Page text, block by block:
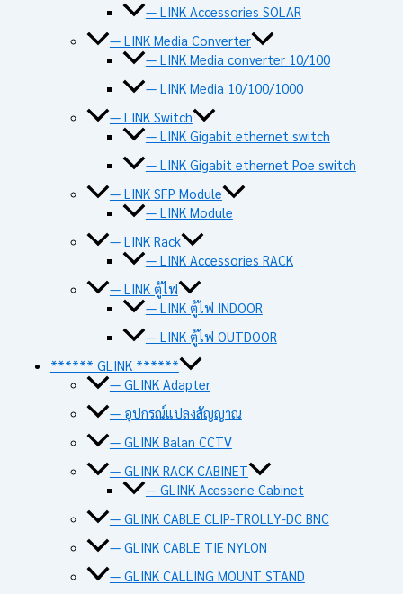
— LINK Accessories SOLAR
— LINK Media Converter
— LINK Media converter 10/100
— LINK Media 10/100/1000
— LINK Switch
— LINK Gigabit ethernet switch
— LINK Gigabit ethernet Poe switch
— LINK SFP Module
— LINK Module
— LINK Rack
— LINK Accessories RACK
— LINK ตู้ไฟ
— LINK ตู้ไฟ INDOOR
— LINK ตู้ไฟ OUTDOOR
****** GLINK ******
— GLINK Adapter
— อุปกรณ์แปลงสัญญาณ
— GLINK Balan CCTV
— GLINK RACK CABINET
— GLINK Acesserie Cabinet
— GLINK CABLE CLIP-TROLLY-DC BNC
— GLINK CABLE TIE NYLON
— GLINK CALLING MOUNT STAND